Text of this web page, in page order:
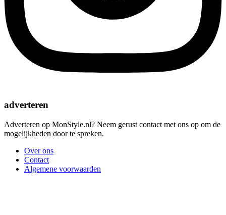
adverteren
Adverteren op MonStyle.nl? Neem gerust contact met ons op om de
mogelijkheden door te spreken.
Over ons
Contact
Algemene voorwaarden